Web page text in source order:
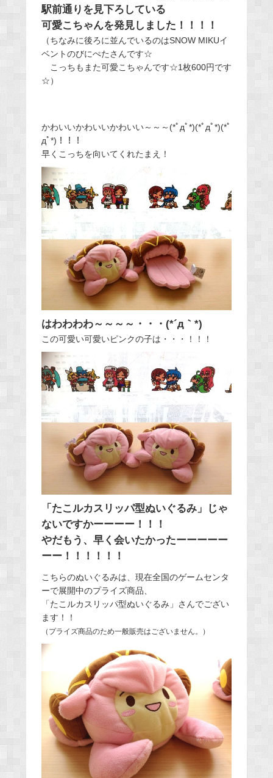
駅前通りを見下ろしている
可愛こちゃんを発見しました！！！！
（ちなみに後ろに並んでいるのはSNOW MIKUイ
ベントのびにぺたさんです☆
こっちもまた可愛こちゃんです☆1枚600円です
☆）
かわいいかわいいかわいい～～～(*ﾟдﾟ*)(*ﾟдﾟ*)(*ﾟ
дﾟ*)！！！
早くこっちを向いてくれたまえ！
はわわわわ～～～～・・・(*´д｀*)
この可愛い可愛いピンクの子は・・・！！！
「たこルカスリッパ型ぬいぐるみ」じゃ
ないですかーーーー！！！
やだもう、早く会いたかったーーーーー
ーー！！！！！！
こちらのぬいぐるみは、現在全国のゲームセンタ
ーで展開中のプライズ商品、
「たこルカスリッパ型ぬいぐるみ」さんでござい
ます！！
（プライズ商品のため一般販売はございません。）